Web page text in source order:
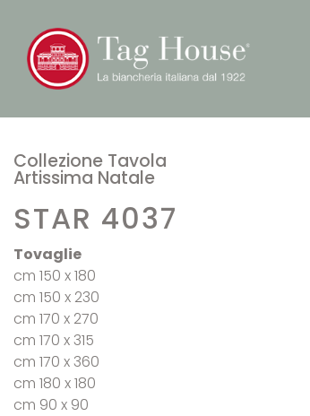
Collezione Tavola
Artissima Natale
STAR 4037
Tovaglie
cm 150 x 180
cm 150 x 230
cm 170 x 270
cm 170 x 315
cm 170 x 360
cm 180 x 180
cm 90 x 90